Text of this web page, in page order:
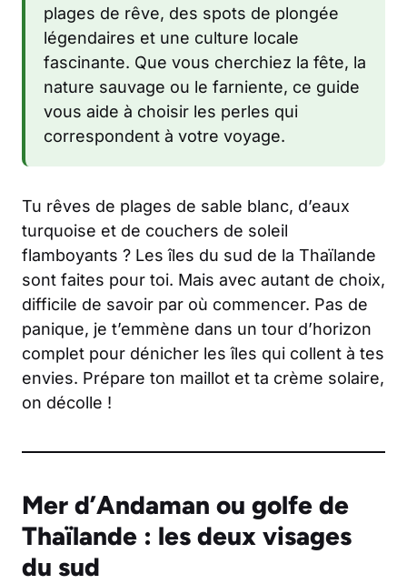
plages de rêve, des spots de plongée
légendaires et une culture locale
fascinante. Que vous cherchiez la fête, la
nature sauvage ou le farniente, ce guide
vous aide à choisir les perles qui
correspondent à votre voyage.
Tu rêves de plages de sable blanc, d’eaux
turquoise et de couchers de soleil
flamboyants ? Les îles du sud de la Thaïlande
sont faites pour toi. Mais avec autant de choix,
difficile de savoir par où commencer. Pas de
panique, je t’emmène dans un tour d’horizon
complet pour dénicher les îles qui collent à tes
envies. Prépare ton maillot et ta crème solaire,
on décolle !
Mer d’Andaman ou golfe de
Thaïlande : les deux visages
du sud